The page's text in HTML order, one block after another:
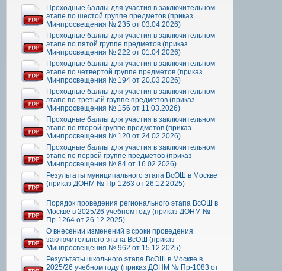
Проходные баллы для участия в заключительном
этапе по шестой группе предметов (приказ
Минпросвещения № 235 от 03.04.2026)
Проходные баллы для участия в заключительном
этапе по пятой группе предметов (приказ
Минпросвещения № 222 от 01.04.2026)
Проходные баллы для участия в заключительном
этапе по четвертой группе предметов (приказ
Минпросвещения № 194 от 20.03.2026)
Проходные баллы для участия в заключительном
этапе по третьей группе предметов (приказ
Минпросвещения № 156 от 11.03.2026)
Проходные баллы для участия в заключительном
этапе по второй группе предметов (приказ
Минпросвещения № 120 от 24.02.2026)
Проходные баллы для участия в заключительном
этапе по первой группе предметов (приказ
Минпросвещения № 84 от 16.02.2026)
Результаты муниципального этапа ВсОШ в Москве
(приказ ДОНМ № Пр-1263 от 26.12.2025)
Порядок проведения регионального этапа ВсОШ в
Москве в 2025/26 учебном году (приказ ДОНМ №
Пр-1264 от 26.12.2025)
О внесении изменений в сроки проведения
заключительного этапа ВсОШ (приказ
Минпросвещения № 962 от 15.12.2025)
Результаты школьного этапа ВсОШ в Москве в
2025/26 учебном году (приказ ДОНМ № Пр-1083 от